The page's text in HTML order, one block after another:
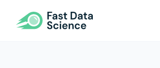
Fast Data Science